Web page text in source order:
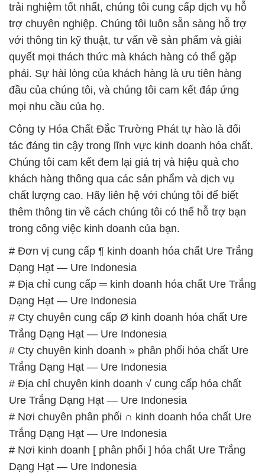
trải nghiệm tốt nhất, chúng tôi cung cấp dịch vụ hỗ
trợ chuyên nghiệp. Chúng tôi luôn sẵn sàng hỗ trợ
với thông tin kỹ thuật, tư vấn về sản phẩm và giải
quyết mọi thách thức mà khách hàng có thể gặp
phải. Sự hài lòng của khách hàng là ưu tiên hàng
đầu của chúng tôi, và chúng tôi cam kết đáp ứng
mọi nhu cầu của họ.
Công ty Hóa Chất Đắc Trường Phát tự hào là đối
tác đáng tin cậy trong lĩnh vực kinh doanh hóa chất.
Chúng tôi cam kết đem lại giá trị và hiệu quả cho
khách hàng thông qua các sản phẩm và dịch vụ
chất lượng cao. Hãy liên hệ với chúng tôi để biết
thêm thông tin về cách chúng tôi có thể hỗ trợ bạn
trong công việc kinh doanh của bạn.
# Đơn vị cung cấp ¶ kinh doanh hóa chất Ure Trắng
Dạng Hạt — Ure Indonesia
# Địa chỉ cung cấp ═ kinh doanh hóa chất Ure Trắng
Dạng Hạt — Ure Indonesia
# Cty chuyên cung cấp Ø kinh doanh hóa chất Ure
Trắng Dạng Hạt — Ure Indonesia
# Cty chuyên kinh doanh » phân phối hóa chất Ure
Trắng Dạng Hạt — Ure Indonesia
# Địa chỉ chuyên kinh doanh √ cung cấp hóa chất
Ure Trắng Dạng Hạt — Ure Indonesia
# Nơi chuyên phân phối ∩ kinh doanh hóa chất Ure
Trắng Dạng Hạt — Ure Indonesia
# Nơi kinh doanh [ phân phối ] hóa chất Ure Trắng
Dạng Hạt — Ure Indonesia